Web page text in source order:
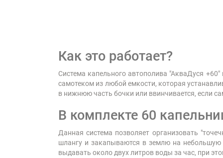
Как это работает?
Система капельного автополива "АкваДуся
самотеком из любой емкости, которая
в нижнюю часть бочки или ввинчивается, если
В комплекте 60
Данная система позволяет организовать
шлангу и закапываются в землю на небольшую
выдавать около двух литров воды за час, при